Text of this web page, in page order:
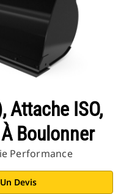
Attache ISO,
Boulonner
Performance
Devis